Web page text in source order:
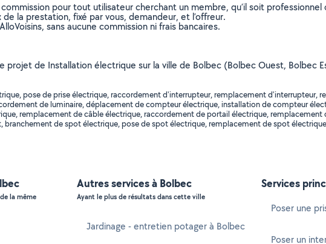
pour tout utilisateur cherchant un membre, qu’il soit professionnel
la prestation, fixé par vous, demandeur, et l’offreur.
sans aucune commission ni frais bancaires.
projet de Installation électrique sur la ville de Bolbec (Bolbec Ouest, Bolbec
pose de prise électrique, raccordement d'interrupteur, remplacement d'interrupteur,
de luminaire, déplacement de compteur électrique, installation de compteur
remplacement de câble électrique, raccordement de portail électrique,
de spot électrique, pose de spot électrique, remplacement de spot
la même
Autres services à Bolbec
Ayant le plus de résultats dans cette ville
Jardinage - entretien potager à Bolbec
Services
Poser une
Poser un